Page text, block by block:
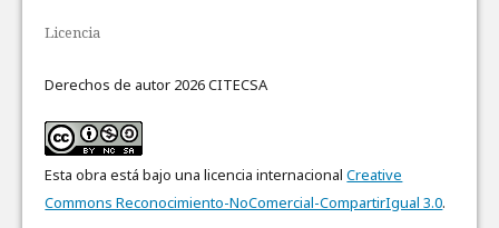
Licencia
Derechos de autor 2026 CITECSA
Esta obra está bajo una licencia internacionalCreative
Commons Reconocimiento-NoComercial-CompartirIgual 3.0.